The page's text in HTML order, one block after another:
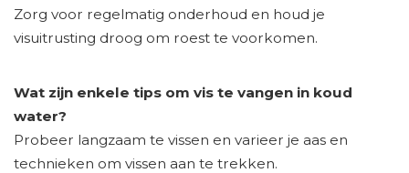
Zorg voor regelmatig onderhoud en houd je
visuitrusting droog om roest te voorkomen.
Wat zijn enkele tips om vis te vangen in koud
water?
Probeer langzaam te vissen en varieer je aas en
technieken om vissen aan te trekken.